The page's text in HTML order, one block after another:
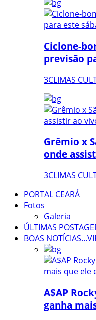
Ciclone-
previsão
3CLIMAS
Grêmio x
onde
3CLIMAS
PORTAL CEARÁ
Fotos
Galeria
ÚLTIMAS
BOAS
A$AP
ganha